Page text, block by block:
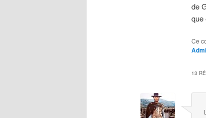
de
que
Ce
13